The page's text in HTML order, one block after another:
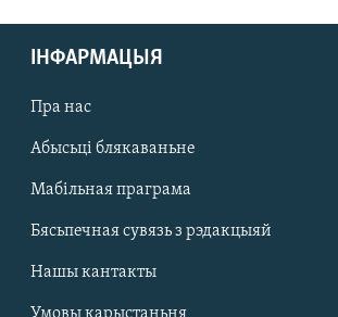
ІНФАРМАЦЫЯ
Пра нас
Абысьці блякаваньне
Мабільная праграма
Бясьпечная сувязь з рэдакцыяй
Нашы кантакты